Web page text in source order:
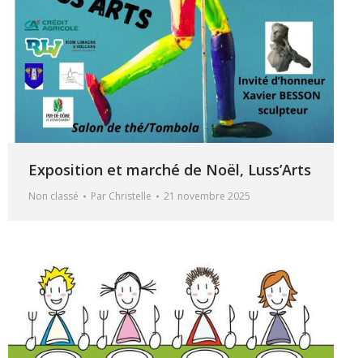
Exposition et marché de Noël, Luss’Arts
Non classé Par Christelle 21 novembre 2025